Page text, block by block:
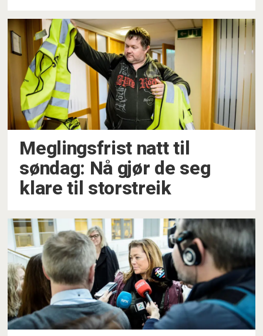
Meglingsfrist natt til
søndag: Nå gjør de seg
klare til storstreik